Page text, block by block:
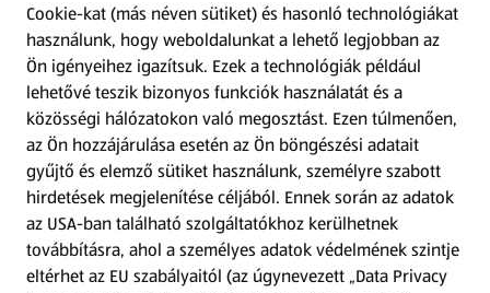
Kérdőív
Fizetési lehetőségek
ALDI utalványok
Árcsökkentés
Adattörlő alkalmazás
Cookie-kat (más néven sütiket) és hasonló technológiákat
használunk, hogy weboldalunkat a lehető legjobban az
Ön igényeihez igazítsuk. Ezek a technológiák például
lehetővé teszik bizonyos funkciók használatát és a
közösségi hálózatokon való megosztást. Ezen túlmenően,
az Ön hozzájárulása esetén az Ön böngészési adatait
gyűjtő és elemző sütiket használunk, személyre szabott
hirdetések megjelenítése céljából. Ennek során az adatok
az USA-ban található szolgáltatókhoz kerülhetnek
továbbításra, ahol a személyes adatok védelmének szintje
eltérhet az EU szabályaitól (az úgynevezett „Data Privacy